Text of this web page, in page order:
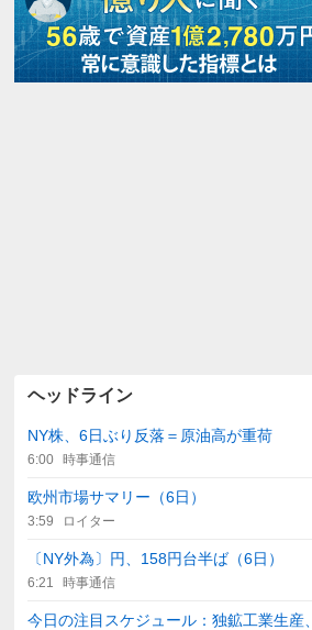
ヘッドライン
NY株、6日ぶり反落＝原油高が重荷
6:00 時事通信
欧州市場サマリー（6日）
3:59 ロイター
〔NY外為〕円、158円台半ば（6日）
6:21 時事通信
今日の注目スケジュール：独鉱工業生産、